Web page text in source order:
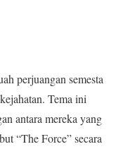
perjuangan semesta
Tema ini
antara mereka yang
“The Force” secara